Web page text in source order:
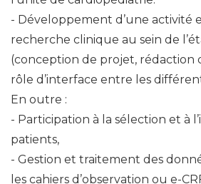
Développement d’une activité
recherche clinique au sein de
(conception de projet, rédaction
rôle d’interface entre les
En outre :
Participation à la sélection et à
patients,
Gestion et traitement des
les cahiers d’observation ou e-